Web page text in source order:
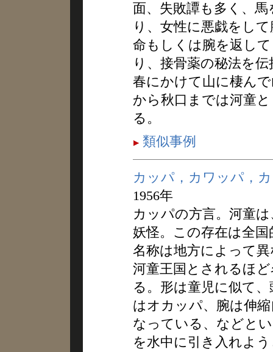
面、失敗譚も多く、
り、女性に悪戯をし
命もしくは腕を返し
り、接骨薬の秘法を
春にかけて山に棲ん
から秋口までは河童
る。
類似事例
カッパ，カワッパ，
1956年
カッパの方言。河童
妖怪。この存在は全
名称は地方によって
河童王国とされるほ
る。形は童児に似て
はオカッパ、腕は伸
なっている、などと
を水中に引き入れよ